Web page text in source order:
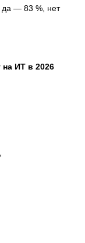
да — 83 %, нет
ИТ в 2026